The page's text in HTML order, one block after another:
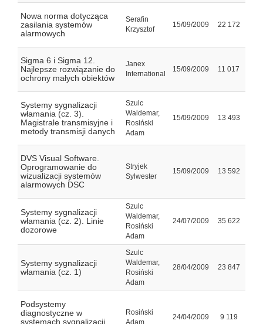
Nowa norma dotycząca
zasilania systemów
alarmowych
Serafin
Krzysztof
15/09/2009 22 172
Sigma 6 i Sigma 12.
Najlepsze rozwiązanie do
ochrony małych obiektów
Janex
International
15/09/2009 11 017
Systemy sygnalizacji
włamania (cz. 3).
Magistrale transmisyjne i
metody transmisji danych
Szulc
Waldemar,
Rosiński
Adam
15/09/2009 13 493
DVS Visual Software.
Oprogramowanie do
wizualizacji systemów
alarmowych DSC
Stryjek
Sylwester
15/09/2009 13 592
Systemy sygnalizacji
włamania (cz. 2). Linie
dozorowe
Szulc
Waldemar,
Rosiński
Adam
24/07/2009 35 622
Systemy sygnalizacji
włamania (cz. 1)
Szulc
Waldemar,
Rosiński
Adam
28/04/2009 23 847
Podsystemy
diagnostyczne w
systemach sygnalizacji
Rosiński
24/04/2009 9 119